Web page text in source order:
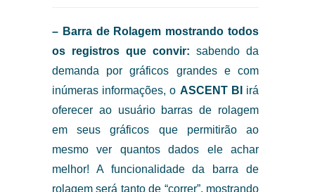
– Barra de Rolagem mostrando todos
os registros que convir: sabendo da
demanda por gráficos grandes e com
inúmeras informações, o ASCENT BI
irá
oferecer ao usuário barras de rolagem
em seus gráficos que permitirão ao
mesmo ver quantos dados ele achar
melhor! A funcionalidade da barra de
rolagem será tanto de “correr”, mostrando